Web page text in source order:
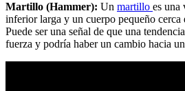
Martillo (Hammer): Un martillo es una
inferior larga y un cuerpo pequeño cerca
Puede ser una señal de que una
fuerza y podría haber un cambio hacia